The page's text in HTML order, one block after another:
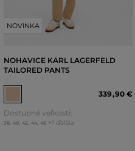
NOVINKA
NOHAVICE KARL LAGERFELD
TAILORED PANTS
339,90 €
Dostupné veľkosti:
38, 40, 42 44, 46 +1 ďalšia